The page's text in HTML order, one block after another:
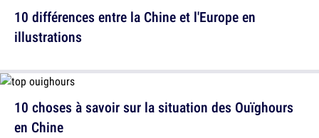
10 différences entre la Chine et l'Europe en
illustrations
10 choses à savoir sur la situation des Ouïghours
en Chine